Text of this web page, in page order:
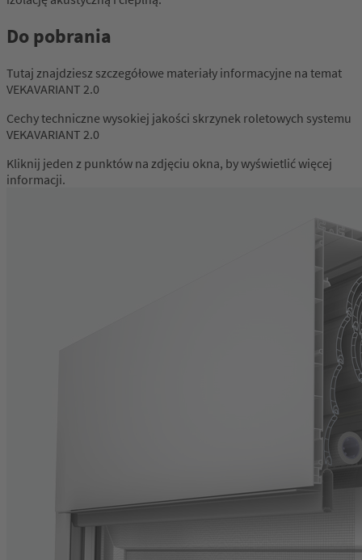
Do pobrania
Tutaj znajdziesz szczegółowe materiały informacyjne na temat
VEKAVARIANT 2.0
Cechy techniczne wysokiej jakości skrzynek roletowych systemu
VEKAVARIANT 2.0
Kliknij jeden z punktów na zdjęciu okna, by wyświetlić więcej
informacji.